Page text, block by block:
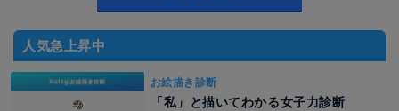
人気急上昇中
お絵描き診断
「私」と描いてわかる女子力診断